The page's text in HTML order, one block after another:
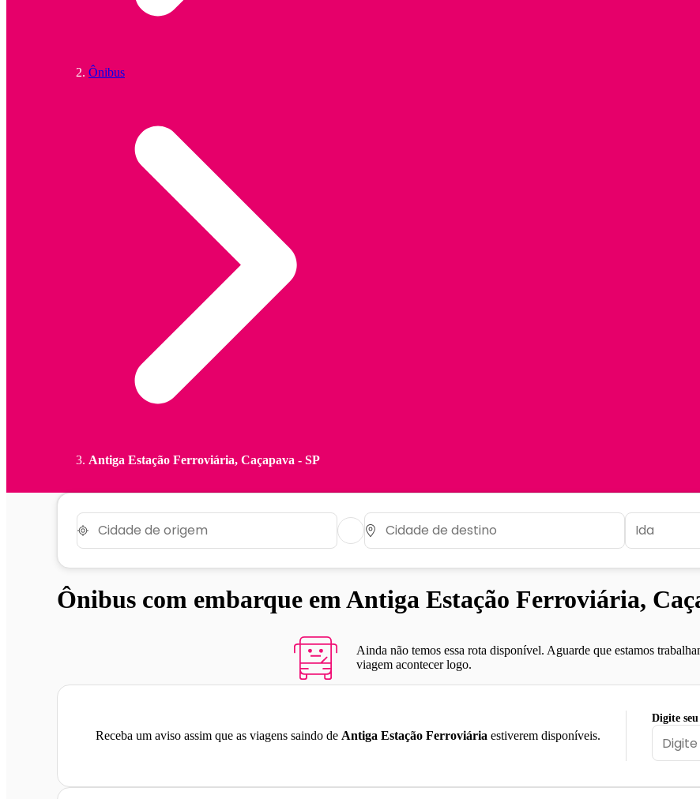
Ônibus
Antiga Estação Ferroviária, Caçapava - SP
Ônibus com embarque em Antiga Estação Ferroviária,
Ainda não temos essa rota disponível. Aguarde que estamos
viagem acontecer logo.
Receba um aviso assim que as viagens saindo de Antiga Estação Ferroviária estiverem disponíveis.
Digite